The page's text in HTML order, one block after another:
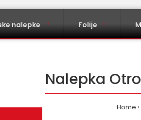
nalepke Folije
Nalepka
Home